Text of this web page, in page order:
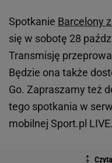
Spotkanie Barcelony
się w sobotę 28
Transmisję
Będzie ona także
Go. Zapraszamy też
tego spotkania w
mobilnej Sport.pl LIVE.